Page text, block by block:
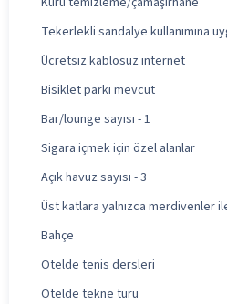
Tekerlekli sandalye kullanımına
Ücretsiz kablosuz internet
Bisiklet parkı mevcut
Bar/lounge sayısı - 1
Sigara içmek için özel alanlar
Açık havuz sayısı - 3
Üst katlara yalnızca merdivenler
Bahçe
Otelde tenis dersleri
Otelde tekne turu